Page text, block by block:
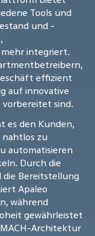
Tools und
und -
integriert.
effizient
auf innovative
sind.
es den Kunden,
zu
automatisieren
Durch die
die Bereitstellung
Apaleo
während
gewährleistet
Architektur